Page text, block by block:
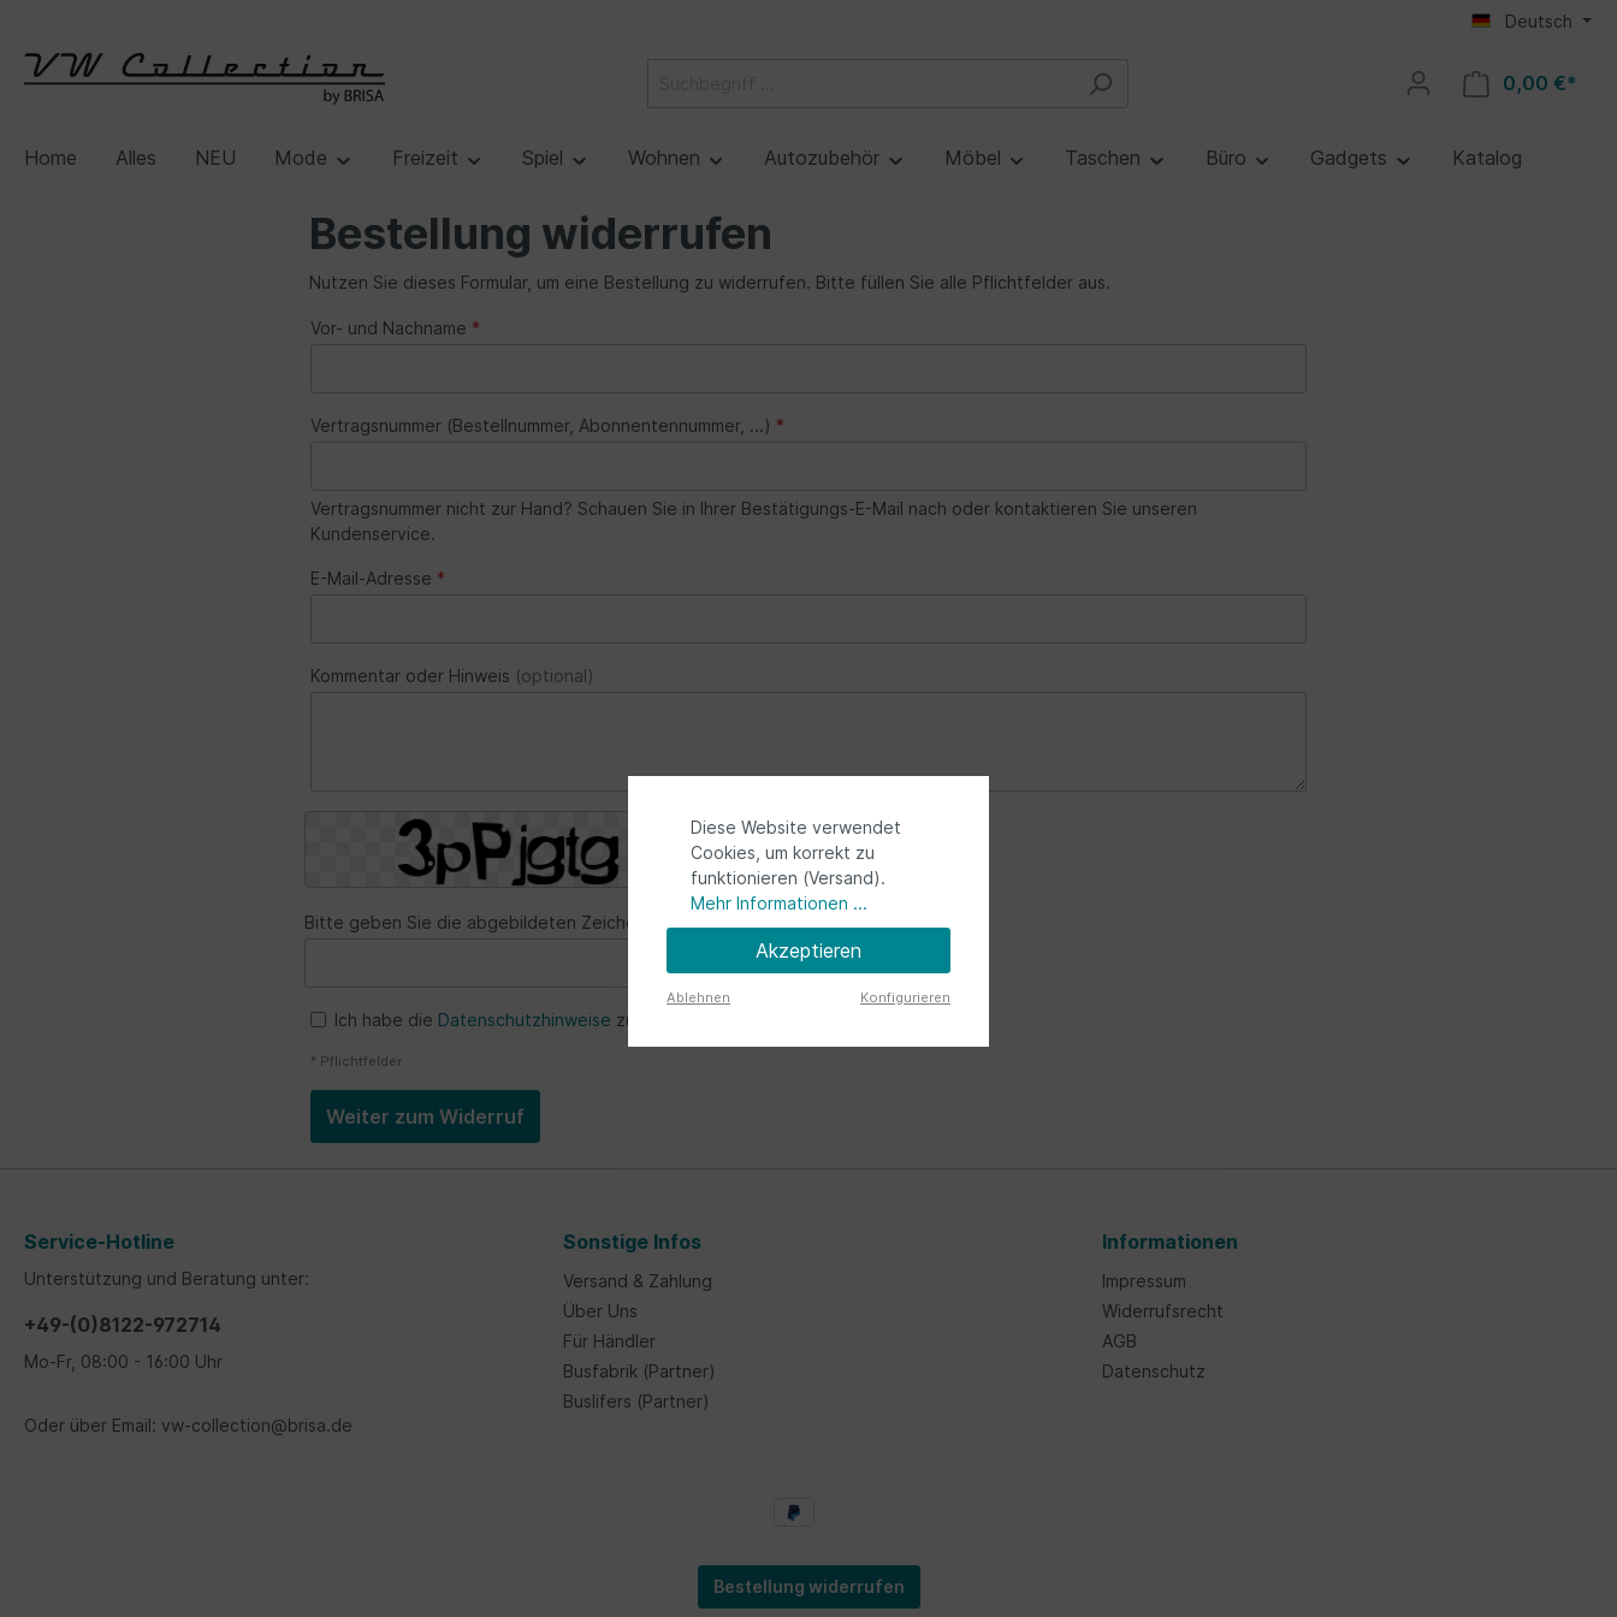
Deutsch
0,00 €*
Home Alles NEU Mode Freizeit Spiel Wohnen Autozubehör Möbel Taschen Büro Gadgets Katalog
Bestellung widerrufen
Nutzen Sie dieses Formular, um eine Bestellung zu widerrufen. Bitte füllen Sie alle Pflichtfelder aus.
Vor- und Nachname *
Vertragsnummer (Bestellnummer, Abonnentennummer, ...) *
Vertragsnummer nicht zur Hand? Schauen Sie in Ihrer Bestätigungs-E-Mail nach oder kontaktieren Sie unseren
Kundenservice.
E-Mail-Adresse *
Kommentar oder Hinweis (optional)
Bitte geben Sie die abgebildeten Zeichen ein*
Ich habe die Datenschutzhinweise zur Kenntnis genommen.
* Pflichtfelder
Weiter zum Widerruf
Service-Hotline
Unterstützung und Beratung unter:
+49-(0)8122-972714
Mo-Fr, 08:00 - 16:00 Uhr
Oder über Email: vw-collection@brisa.de
Sonstige Infos
Versand & Zahlung
Über Uns
Für Händler
Busfabrik (Partner)
Buslifers (Partner)
Informationen
Impressum
Widerrufsrecht
AGB
Datenschutz
Bestellung widerrufen
Diese Website verwendet
Cookies, um korrekt zu
funktionieren (Versand).
Mehr Informationen ...
Akzeptieren
Ablehnen Konfigurieren